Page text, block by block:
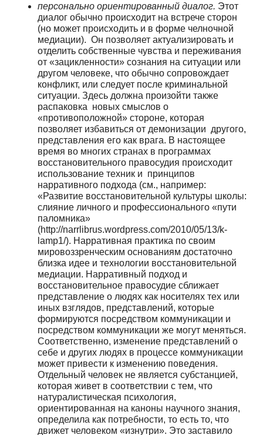
персонально ориентированный диалог. Этот
диалог обычно происходит на встрече сторон
(но может происходить и в форме челночной
медиации). Он позволяет актуализировать и
отделить собственные чувства и переживания
от «зацикленности» сознания на ситуации или
другом человеке, что обычно сопровождает
конфликт, или следует после криминальной
ситуации. Здесь должна произойти также
распаковка новых смыслов о
«противоположной» стороне, которая
позволяет избавиться от демонизации другого,
представления его как врага. В настоящее
время во многих странах в программах
восстановительного правосудия происходит
использование техник и принципов
нарративного подхода (см., например:
«Развитие восстановительной культуры школы:
слияние личного и профессионального «пути
паломника»
(http://narrlibrus.wordpress.com/2010/05/13/k-
lamp1/). Нарративная практика по своим
мировоззренческим основаниям достаточно
близка идее и технологии восстановительной
медиации. Нарративный подход и
восстановительное правосудие сближает
представление о людях как носителях тех или
иных взглядов, представлений, которые
формируются посредством коммуникации и
посредством коммуникации же могут меняться.
Соответственно, изменение представлений о
себе и других людях в процессе коммуникации
может привести к изменению поведения.
Отдельный человек не является субстанцией,
которая живет в соответствии с тем, что
натуралистическая психология,
ориентированная на каноны научного знания,
определила как потребности, то есть то, что
движет человеком «изнутри». Это заставило